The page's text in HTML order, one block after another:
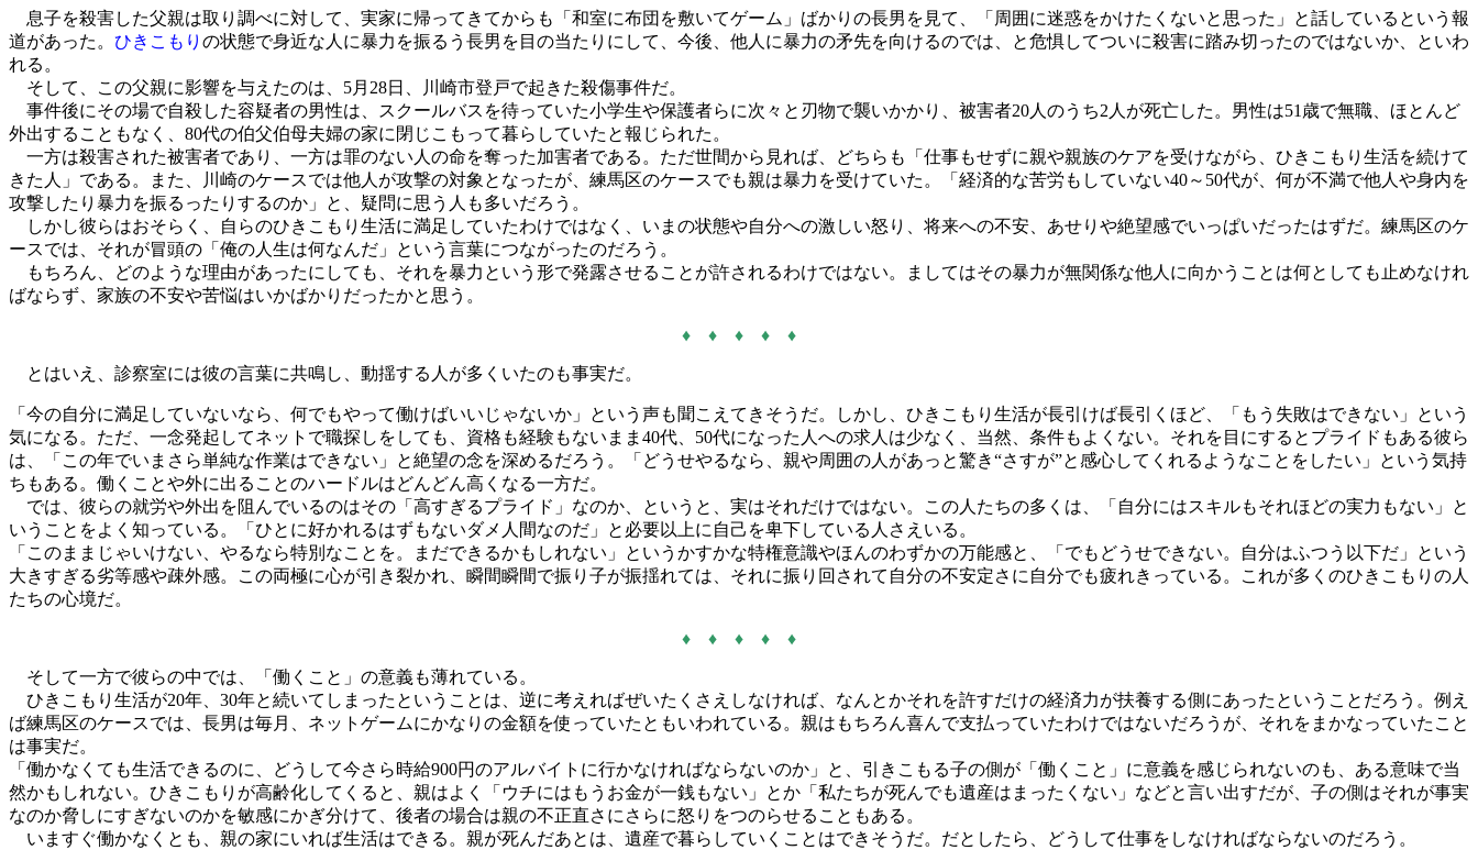
息子を殺害した父親は取り調べに対して、実家に帰ってきてからも「和室に布団を敷いてゲーム」ばかりの長男を見て、「周囲に迷惑をかけたくないと思った」と話しているという報
道があった。 ひきこもり の状態で身近な人に暴力を振るう長男を目の当たりにして、今後、他人に暴力の矛先を向けるのでは、と危惧してついに殺害に踏み切ったのではないか、といわ
れる。
そして、この父親に影響を与えたのは、5月28日、川崎市登戸で起きた殺傷事件だ。
事件後にその場で自殺した容疑者の男性は、スクールバスを待っていた小学生や保護者らに次々と刃物で襲いかかり、被害者20人のうち2人が死亡した。男性は51歳で無職、ほとんど
外出することもなく、80代の伯父伯母夫婦の家に閉じこもって暮らしていたと報じられた。
一方は殺害された被害者であり、一方は罪のない人の命を奪った加害者である。ただ世間から見れば、どちらも「仕事もせずに親や親族のケアを受けながら、ひきこもり生活を続けて
きた人」である。また、川崎のケースでは他人が攻撃の対象となったが、練馬区のケースでも親は暴力を受けていた。「経済的な苦労もしていない40～50代が、何が不満で他人や身内を
攻撃したり暴力を振るったりするのか」と、疑問に思う人も多いだろう。
しかし彼らはおそらく、自らのひきこもり生活に満足していたわけではなく、いまの状態や自分への激しい怒り、将来への不安、あせりや絶望感でいっぱいだったはずだ。練馬区のケ
ースでは、それが冒頭の「俺の人生は何なんだ」という言葉につながったのだろう。
もちろん、どのような理由があったにしても、それを暴力という形で発露させることが許されるわけではない。ましてはその暴力が無関係な他人に向かうことは何としても止めなけれ
ばならず、家族の不安や苦悩はいかばかりだったかと思う。
♦ ♦ ♦ ♦ ♦
とはいえ、診察室には彼の言葉に共鳴し、動揺する人が多くいたのも事実だ。
「今の自分に満足していないなら、何でもやって働けばいいじゃないか」という声も聞こえてきそうだ。しかし、ひきこもり生活が長引けば長引くほど、「もう失敗はできない」という
気になる。ただ、一念発起してネットで職探しをしても、資格も経験もないまま40代、50代になった人への求人は少なく、当然、条件もよくない。それを目にするとプライドもある彼ら
は、「この年でいまさら単純な作業はできない」と絶望の念を深めるだろう。「どうせやるなら、親や周囲の人があっと驚き“さすが”と感心してくれるようなことをしたい」という気持
ちもある。働くことや外に出ることのハードルはどんどん高くなる一方だ。
では、彼らの就労や外出を阻んでいるのはその「高すぎるプライド」なのか、というと、実はそれだけではない。この人たちの多くは、「自分にはスキルもそれほどの実力もない」と
いうことをよく知っている。「ひとに好かれるはずもないダメ人間なのだ」と必要以上に自己を卑下している人さえいる。
「このままじゃいけない、やるなら特別なことを。まだできるかもしれない」というかすかな特権意識やほんのわずかの万能感と、「でもどうせできない。自分はふつう以下だ」という
大きすぎる劣等感や疎外感。この両極に心が引き裂かれ、瞬間瞬間で振り子が振揺れては、それに振り回されて自分の不安定さに自分でも疲れきっている。これが多くのひきこもりの人
たちの心境だ。
♦ ♦ ♦ ♦ ♦
そして一方で彼らの中では、「働くこと」の意義も薄れている。
ひきこもり生活が20年、30年と続いてしまったということは、逆に考えればぜいたくさえしなければ、なんとかそれを許すだけの経済力が扶養する側にあったということだろう。例え
ば練馬区のケースでは、長男は毎月、ネットゲームにかなりの金額を使っていたともいわれている。親はもちろん喜んで支払っていたわけではないだろうが、それをまかなっていたこと
は事実だ。
「働かなくても生活できるのに、どうして今さら時給900円のアルバイトに行かなければならないのか」と、引きこもる子の側が「働くこと」に意義を感じられないのも、ある意味で当
然かもしれない。ひきこもりが高齢化してくると、親はよく「ウチにはもうお金が一銭もない」とか「私たちが死んでも遺産はまったくない」などと言い出すだが、子の側はそれが事実
なのか脅しにすぎないのかを敏感にかぎ分けて、後者の場合は親の不正直さにさらに怒りをつのらせることもある。
いますぐ働かなくとも、親の家にいれば生活はできる。親が死んだあとは、遺産で暮らしていくことはできそうだ。だとしたら、どうして仕事をしなければならないのだろう。